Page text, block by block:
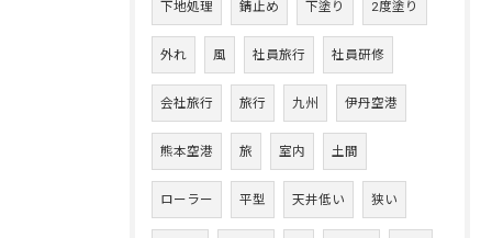
下地処理 錆止め 下塗り 2度塗り
外れ 風 社員旅行 社員研修
会社旅行 旅行 九州 伊丹空港
熊本空港 旅 室内 土間
ローラー 平型 天井低い 狭い